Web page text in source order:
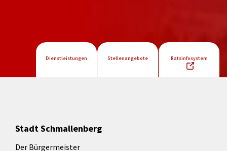
Dienstleistungen Stellenangebote Ratsinfosystem
Stadt Schmallenberg
Der Bürgermeister